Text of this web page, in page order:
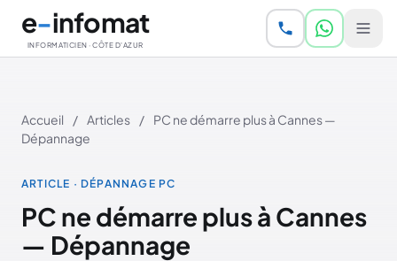
Aller au contenu principal
e-infomat
INFORMATICIEN · CÔTE D'AZUR
Accueil / Articles /
PC ne démarre plus à Cannes —
Dépannage
ARTICLE · DÉPANNAGE PC
PC ne démarre plus à Cannes
— Dépannage